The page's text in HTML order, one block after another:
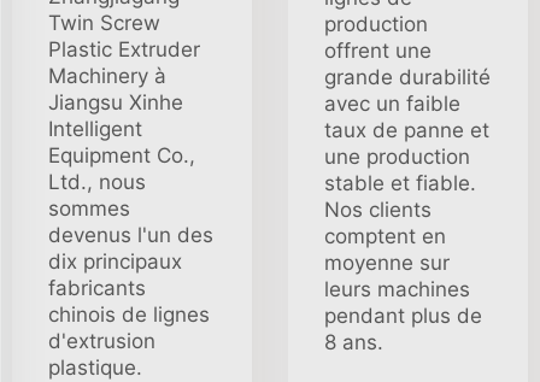
Twin Screw
Plastic Extruder
Machinery à
Jiangsu Xinhe
Intelligent
Equipment Co.,
Ltd., nous
sommes
devenus l'un des
dix principaux
fabricants
chinois de lignes
d'extrusion
plastique.
production
offrent une
grande durabilité
avec un faible
taux de panne et
une production
stable et fiable.
Nos clients
comptent en
moyenne sur
leurs machines
pendant plus de
8 ans.